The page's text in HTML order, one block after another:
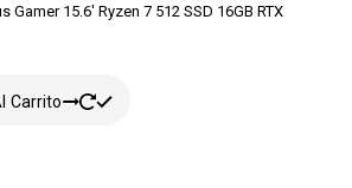
Gamer 15.6′ Ryzen 7 512 SSD 16GB RTX
Carrito